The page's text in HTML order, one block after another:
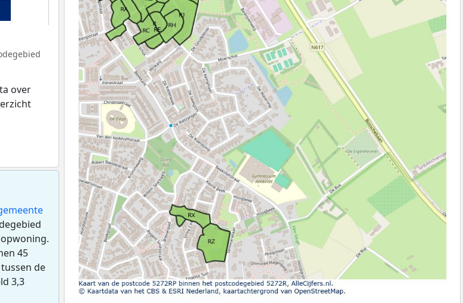
over
45
de
3,3